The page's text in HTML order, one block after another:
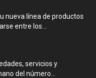
nueva línea de productos
entre los...
servicios y
del número...